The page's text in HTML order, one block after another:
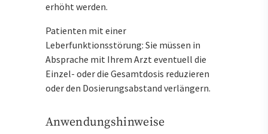
erhöht werden.
Patienten mit einer
Leberfunktionsstörung: Sie müssen in
Absprache mit Ihrem Arzt eventuell die
Einzel- oder die Gesamtdosis reduzieren
oder den Dosierungsabstand verlängern.
Anwendungshinweise